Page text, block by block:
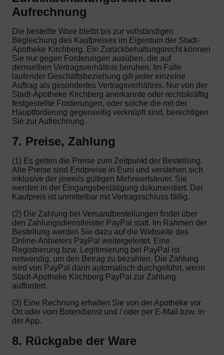
Aufrechnung
Die bestellte Ware bleibt bis zur vollständigen
Begleichung des Kaufpreises im Eigentum der Stadt-
Apotheke Kirchberg. Ein Zurückbehaltungsrecht können
Sie nur gegen Forderungen ausüben, die auf
demselben Vertragsverhältnis beruhen. Im Falle
laufender Geschäftsbeziehung gilt jeder einzelne
Auftrag als gesondertes Vertragsverhältnis. Nur von der
Stadt-Apotheke Kirchberg anerkannte oder rechtskräftig
festgestellte Forderungen, oder solche die mit der
Hauptforderung gegenseitig verknüpft sind, berechtigen
Sie zur Aufrechnung.
7. Preise, Zahlung
(1) Es gelten die Preise zum Zeitpunkt der Bestellung.
Alle Preise sind Endpreise in Euro und verstehen sich
inklusive der jeweils gültigen Mehrwertsteuer. Sie
werden in der Eingangsbestätigung dokumentiert. Der
Kaufpreis ist unmittelbar mit Vertragsschluss fällig.
(2) Die Zahlung bei Versandbestellungen findet über
den Zahlungsdienstleister PayPal statt. Im Rahmen der
Bestellung werden Sie dazu auf die Webseite des
Online-Anbieters PayPal weitergeleitet. Eine
Registrierung bzw. Legitimierung bei PayPal ist
notwendig, um den Betrag zu bezahlen. Die Zahlung
wird von PayPal dann automatisch durchgeführt, wenn
Stadt-Apotheke Kirchberg PayPal zur Zahlung
auffordert.
(3) Eine Rechnung erhalten Sie von der Apotheke vor
Ort oder vom Botendienst und / oder per E-Mail bzw. in
der App.
8. Rückgabe der Ware